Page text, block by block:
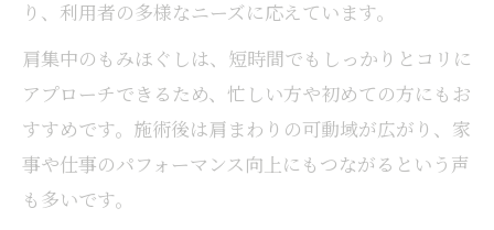
り、利用者の多様なニーズに応えています。
肩集中のもみほぐしは、短時間でもしっかりとコリに
アプローチできるため、忙しい方や初めての方にもお
すすめです。施術後は肩まわりの可動域が広がり、家
事や仕事のパフォーマンス向上にもつながるという声
も多いです。